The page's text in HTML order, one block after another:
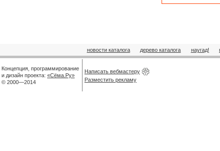
новости каталога дерево каталога наугад!
Концепция, программирование
и дизайн проекта: «Сёма.Ру»
© 2000—2014
Написать вебмастеру
Разместить рекламу